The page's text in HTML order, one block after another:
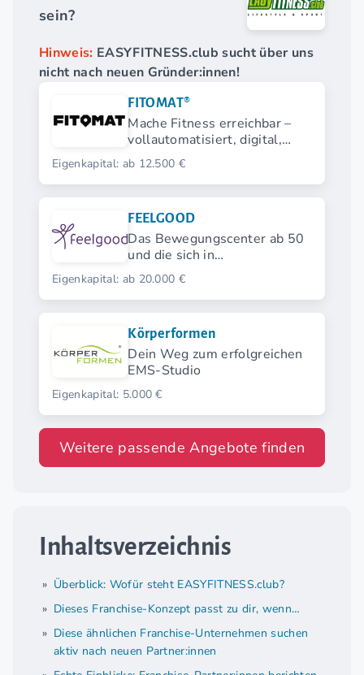
sein?
Hinweis: EASYFITNESS.club sucht über uns
nicht nach neuen Gründer:innen!
FITOMAT®
Mache Fitness erreichbar –
vollautomatisiert, digital,
smart und nahezu
personallos.
Eigenkapital: ab 12.500 €
FEELGOOD
Das Bewegungscenter ab 50
und die sich in
herkömmlichen
Fitnessstudios nicht
wohlfühlen.
Eigenkapital: ab 20.000 €
Körperformen
Dein Weg zum erfolgreichen
EMS-Studio
Eigenkapital: 5.000 €
Weitere passende Angebote finden
Inhaltsverzeichnis
Überblick: Wofür steht EASYFITNESS.club?
Dieses Franchise-Konzept passt zu dir, wenn…
Diese ähnlichen Franchise-Unternehmen suchen
aktiv nach neuen Partner:innen